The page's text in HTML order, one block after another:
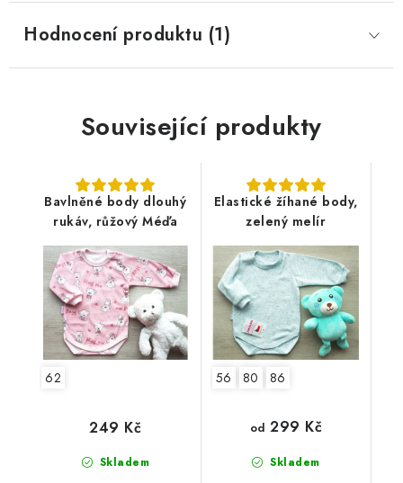
Hodnocení produktu (1)
Související produkty
Bavlněné body dlouhý
rukáv, růžový Méďa
62
Skladem
249 Kč
Elastické žíhané body,
zelený melír
56 80 86
Skladem
od 299 Kč